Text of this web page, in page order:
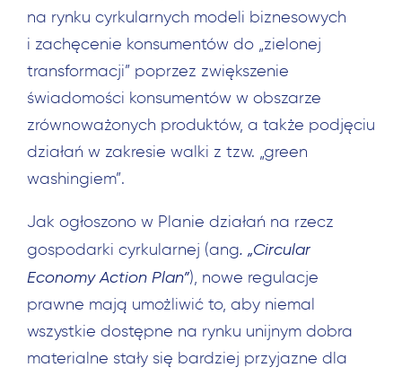
na rynku cyrkularnych modeli biznesowych
i zachęcenie konsumentów do „zielonej
transformacji” poprzez zwiększenie
świadomości konsumentów w obszarze
zrównoważonych produktów, a także podjęciu
działań w zakresie walki z tzw. „green
washingiem”.
Jak ogłoszono w Planie działań na rzecz
gospodarki cyrkularnej (ang. „Circular
Economy Action Plan”), nowe regulacje
prawne mają umożliwić to, aby niemal
wszystkie dostępne na rynku unijnym dobra
materialne stały się bardziej przyjazne dla